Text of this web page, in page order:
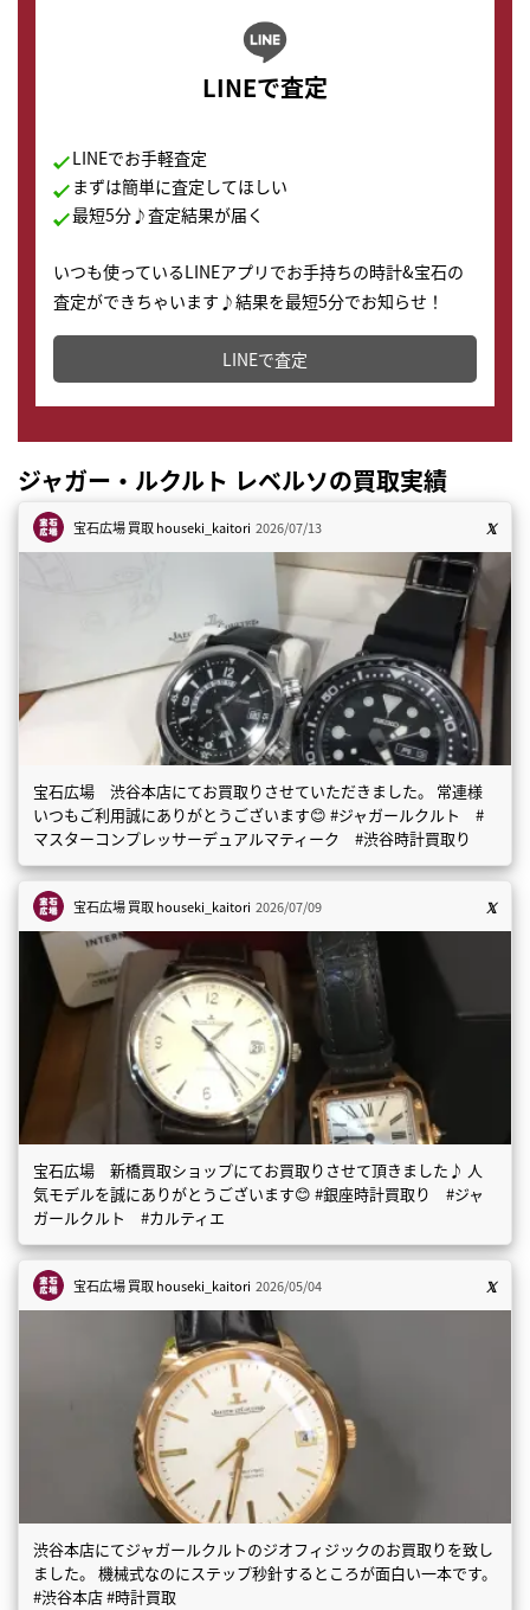
LINEで査定
LINEでお手軽査定
まずは簡単に査定してほしい
最短5分♪査定結果が届く
いつも使っているLINEアプリでお手持ちの時計&宝石の
査定ができちゃいます♪結果を最短5分でお知らせ！
どこからでもすぐに査定金額を知ることが出来ます。
LINEで査定
ジャガー・ルクルト レベルソの買取実績
宝石広場 買取houseki_kaitori 2026/07/13
宝石広場 渋谷本店にてお買取りさせていただきました。 常連様
いつもご利用誠にありがとうございます😊 #ジャガールクルト #
マスターコンプレッサーデュアルマティーク #渋谷時計買取り
宝石広場 買取houseki_kaitori 2026/07/09
宝石広場 新橋買取ショップにてお買取りさせて頂きました♪ 人
気モデルを誠にありがとうございます😊 #銀座時計買取り #ジャ
ガールクルト #カルティエ
宝石広場 買取houseki_kaitori 2026/05/04
渋谷本店にてジャガールクルトのジオフィジックのお買取りを致し
ました。 機械式なのにステップ秒針するところが面白い一本です。
#渋谷本店 #時計買取